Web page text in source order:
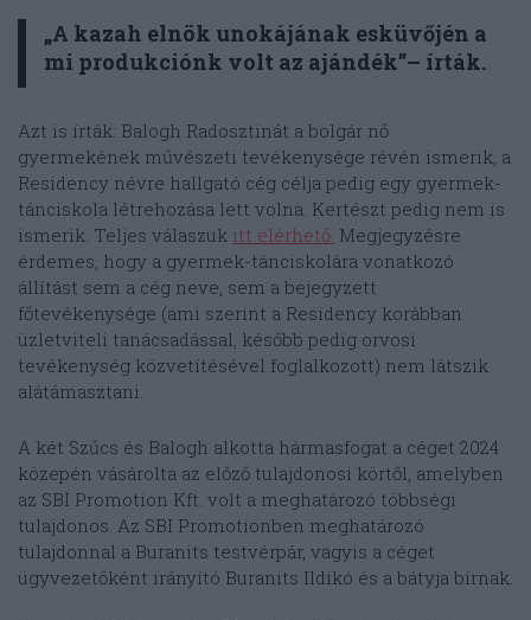
„A kazah elnök unokájának esküvőjén a
mi produkciónk volt az ajándék”– írták.
Azt is írták: Balogh Radosztinát a bolgár nő
gyermekének művészeti tevékenysége révén ismerik, a
Residency névre hallgató cég célja pedig egy gyermek-
tánciskola létrehozása lett volna. Kertészt pedig nem is
ismerik. Teljes válaszuk itt elérhető. Megjegyzésre
érdemes, hogy a gyermek-tánciskolára vonatkozó
állítást sem a cég neve, sem a bejegyzett
főtevékenysége (ami szerint a Residency korábban
üzletviteli tanácsadással, később pedig orvosi
tevékenység közvetítésével foglalkozott) nem látszik
alátámasztani.
A két Szűcs és Balogh alkotta hármasfogat a céget 2024
közepén vásárolta az előző tulajdonosi körtől, amelyben
az SBI Promotion Kft. volt a meghatározó többségi
tulajdonos. Az SBI Promotionben meghatározó
tulajdonnal a Buranits testvérpár, vagyis a céget
ügyvezetőként irányító Buranits Ildikó és a bátyja bírnak.